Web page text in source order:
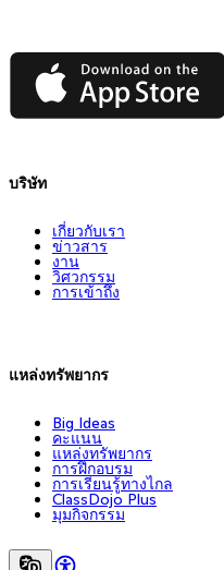
App Store
บริษัท
เกี่ยวกับเรา
ข่าวสาร
งาน
วิศวกรรม
การเข้าถึง
แหล่งทรัพยากร
Big Ideas
คะแนน
แหล่งทรัพยากร
การฝึกอบรม
การเรียนรู้ทางไกล
ClassDojo Plus
มุมกิจกรรม